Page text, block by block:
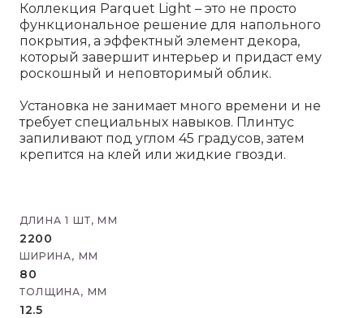
Коллекция Parquet Light – это не просто
функциональное решение для напольного
покрытия, а эффектный элемент декора,
который завершит интерьер и придаст ему
роскошный и неповторимый облик.
Установка не занимает много времени и не
требует специальных навыков. Плинтус
запиливают под углом 45 градусов, затем
крепится на клей или жидкие гвозди.
ДЛИНА 1 ШТ, ММ
2200
ШИРИНА, ММ
80
ТОЛЩИНА, ММ
12.5